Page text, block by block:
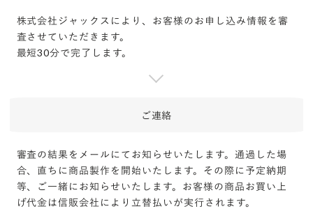
株式会社ジャックスにより、お客様のお申し込み情報を審
査させていただきます。
最短30分で完了します。
ご連絡
審査の結果をメールにてお知らせいたします。通過した場
合、直ちに商品製作を開始いたします。その際に予定納期
等、ご一緒にお知らせいたします。お客様の商品お買い上
げ代金は信販会社により立替払いが実行されます。